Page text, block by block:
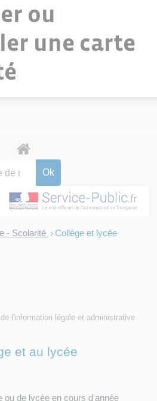
ou
une carte
- Scolarité > Collège et lycée
l'information légale et administrative
et au lycée
ou de lycée en cours d'année